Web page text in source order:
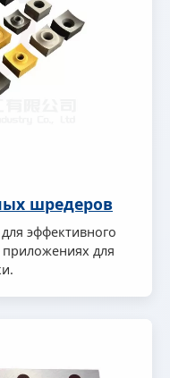
шредеров
эффективного
для